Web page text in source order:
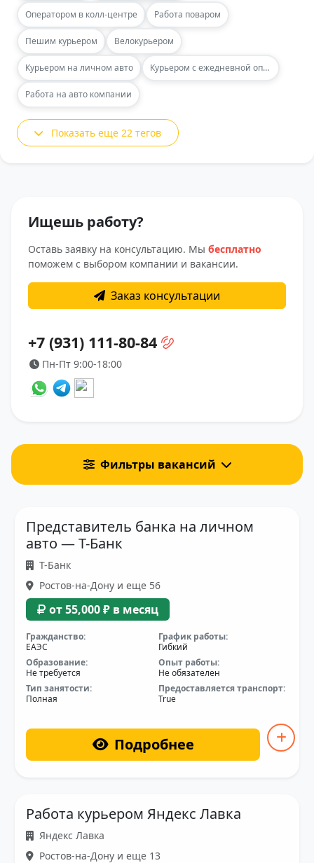
Оператором в колл-центре Работа поваром
Пешим курьером Велокурьером
Курьером на личном авто Курьером с ежедневной оплатой
Работа на авто компании
Показать еще 22 тегов
Фильтры вакансий
Ищешь работу?
Оставь заявку на консультацию. Мы бесплатно
поможем с выбором компании и вакансии.
Заказ консультации
+7 (931) 111-80-84
Пн-Пт 9:00-18:00
Представитель банка на личном
авто — Т-Банк
Т-Банк
Ростов-на-Дону и еще 56
от 55,000 ₽ в месяц
Гражданство:
ЕАЭС
График работы:
Гибкий
Образование:
Не требуется
Опыт работы:
Не обязателен
Тип занятости:
Полная
Предоставляется транспорт:
True
Подробнее
Работа курьером Яндекс Лавка
Яндекс Лавка
Ростов-на-Дону и еще 13